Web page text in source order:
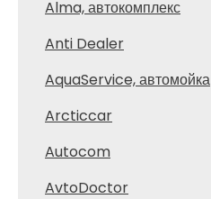
Alma, автокомплекс
Anti Dealer
AquaService, автомойка
Arcticcar
Autocom
AvtoDoctor